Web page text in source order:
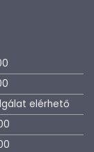
elérhető